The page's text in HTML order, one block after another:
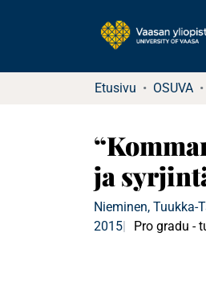
Etusivu OSUVA
ja
Nieminen, Tuukka-
2015
Pro gradu -